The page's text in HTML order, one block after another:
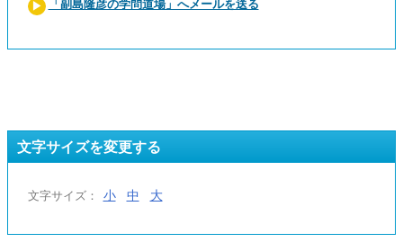
「副島隆彦の学問道場」へメールを送る
文字サイズを変更する
文字サイズ： 小 中 大